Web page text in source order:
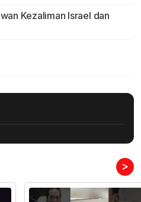
Kezaliman Israel dan
>